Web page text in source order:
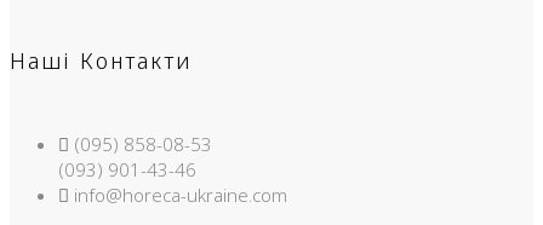
Наші Контакти
(095) 858-08-53
(093) 901-43-46
info@horeca-ukraine.com